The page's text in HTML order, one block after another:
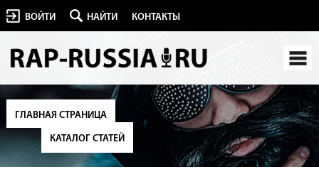
ВОЙТИ НАЙТИ КОНТАКТЫ
ГЛАВНАЯ СТРАНИЦА
КАТАЛОГ СТАТЕЙ